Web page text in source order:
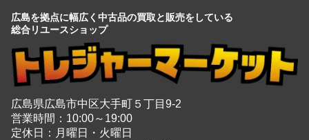
広島を拠点に幅広く中古品の買取と販売をしている
総合リユースショップ
広島県広島市中区大手町５丁目9-2
営業時間：10:00～19:00
定休日：月曜日・火曜日